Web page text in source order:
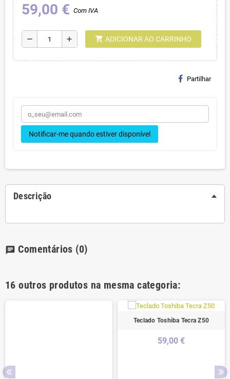
59,00 € Com IVA
remove add shopping_cart ADICIONAR AO CARRINHO
Partilhar
Notificar-me quando estiver disponível
Descrição
chat Comentários (0)
16 outros produtos na mesma categoria:
Teclado Toshiba Tecra Z50
59,00 €